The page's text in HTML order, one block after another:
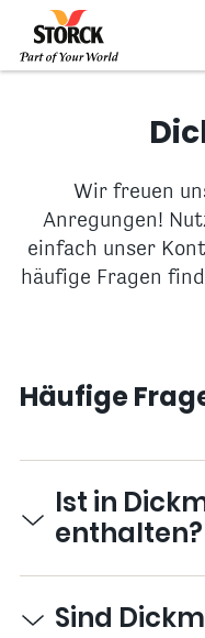
Wir freuen
Anregungen!
einfach unser
häufige Fragen
Häufige
Ist in
enthalten?
Sind